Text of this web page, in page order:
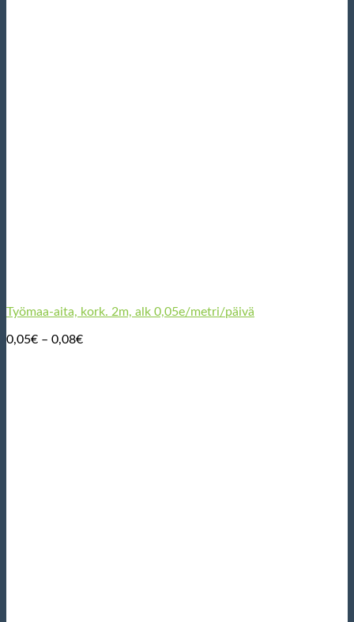
Työmaa-aita, kork. 2m, alk 0,05e/metri/päivä
0,05€ – 0,08€Hintaluokka: